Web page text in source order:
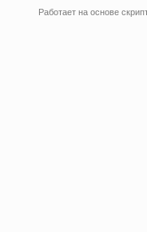
Работает на основе